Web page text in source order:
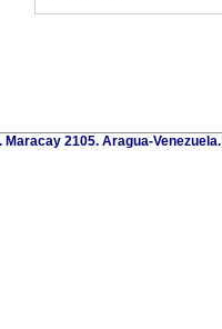
2105. Aragua-Venezuela.